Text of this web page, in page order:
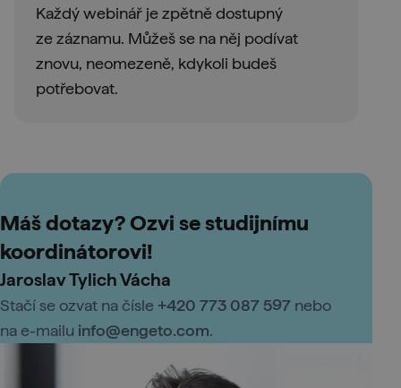
Každý webinář je zpětně dostupný
ze záznamu. Můžeš se na něj podívat
znovu, neomezeně, kdykoli budeš
potřebovat.
Máš dotazy? Ozvi se studijnímu
koordinátorovi!
Jaroslav Tylich Vácha
Stačí se ozvat na čísle +420 773 087 597 nebo
na e-mailu info@engeto.com.